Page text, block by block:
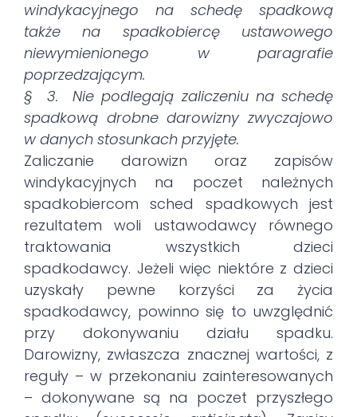
windykacyjnego na schedę spadkową
także na spadkobiercę ustawowego
niewymienionego w paragrafie
poprzedzającym.
§ 3. Nie podlegają zaliczeniu na schedę
spadkową drobne darowizny zwyczajowo
w danych stosunkach przyjęte.
Zaliczanie darowizn oraz zapisów
windykacyjnych na poczet należnych
spadkobiercom sched spadkowych jest
rezultatem woli ustawodawcy równego
traktowania wszystkich dzieci
spadkodawcy. Jeżeli więc niektóre z dzieci
uzyskały pewne korzyści za życia
spadkodawcy, powinno się to uwzględnić
przy dokonywaniu działu spadku.
Darowizny, zwłaszcza znacznej wartości, z
reguły – w przekonaniu zainteresowanych
– dokonywane są na poczet przyszłego